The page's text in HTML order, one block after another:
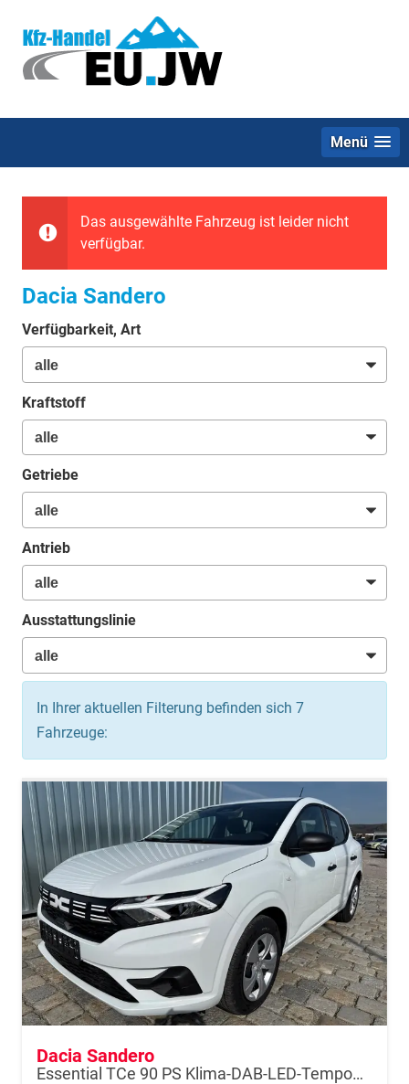
Menü
Das ausgewählte Fahrzeug ist leider nicht
verfügbar.
Dacia Sandero
Verfügbarkeit, Art
Kraftstoff
Getriebe
Antrieb
Ausstattungslinie
In Ihrer aktuellen Filterung befinden sich 7
Fahrzeuge:
Dacia Sandero
Essential TCe 90 PS Klima-DAB-LED-Tempomat-Limiter-sofort